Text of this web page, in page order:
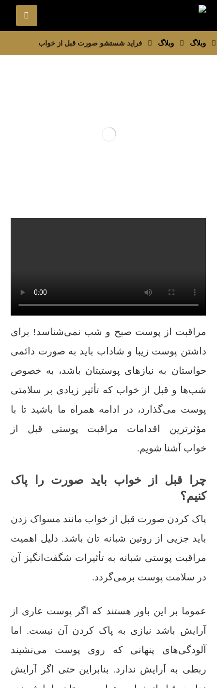
وبلاگ وبلاگ فرايد شستشو صورت قبل از خواب
مراقبت از پوست صبح و شب نمی‌شناسد! برای
داشتن پوست زیبا و شاداب باید به صورت دائمی
حواستان به نیازهای پوستیتان باشد، به خصوص
شب‌ها و قبل از خواب که تأثیر زیادی بر سلامتی
پوست می‌گذارد، در ادامه همراه ما باشید تا با
مؤثرترین اقدامات مراقبت پوستی قبل از
خواب آشنا شویم.
چرا قبل از خواب باید صورت را پاک
کنیم؟
پاک کردن صورت قبل از خواب مانند مسواک زدن
باید جزیی از روتین شبانه تان باشد. دلیل اهمیت
مراقبت پوستی شبانه به تأثیرات شگفت‌انگیز آن
در سلامت پوست برمی‌گردد.
عموما بر این باور هستند که اگر پوست عاری از
آرایش باشد نیازی به پاک کردن آن نیست. اما
آلودگی‌های پنهانی که روی پوست می‌نشیند
ربطی به آرایش ندارد. بنابراین حتی اگر آرایش